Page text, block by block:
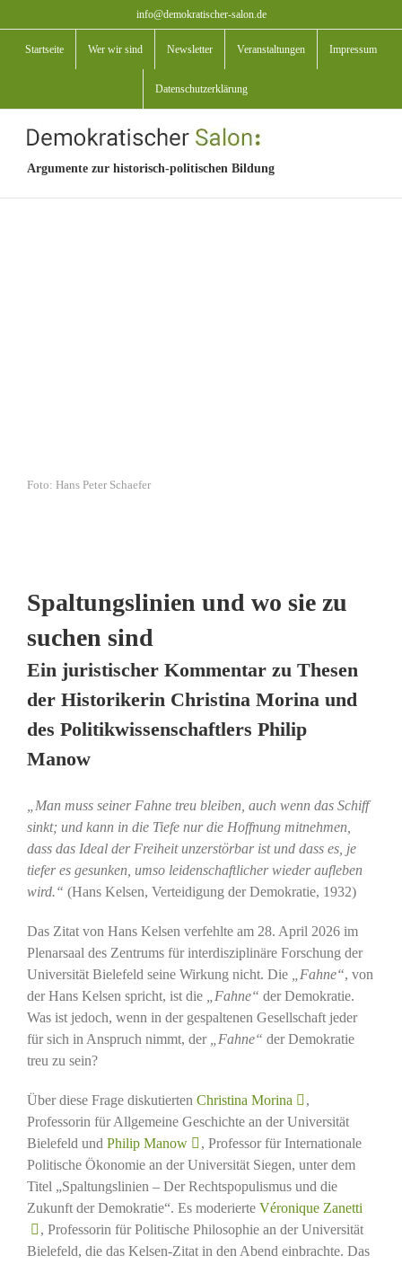
Inhalt
springen
info@demokratischer-salon.de
Startseite Wer wir sind Newsletter Veranstaltungen Impressum
Datenschutzerklärung
Argumente zur historisch-politischen Bildung
Foto: Hans Peter Schaefer
Spaltungslinien und wo sie zu
suchen sind
Ein juristischer Kommentar zu Thesen
der Historikerin Christina Morina und
des Politikwissenschaftlers Philip
Manow
„Man muss seiner Fahne treu bleiben, auch wenn das Schiff
sinkt; und kann in die Tiefe nur die Hoffnung mitnehmen,
dass das Ideal der Freiheit unzerstörbar ist und dass es, je
tiefer es gesunken, umso leidenschaftlicher wieder aufleben
wird.“ (Hans Kelsen, Verteidigung der Demokratie, 1932)
Das Zitat von Hans Kelsen verfehlte am 28. April 2026 im
Plenarsaal des Zentrums für interdisziplinäre Forschung der
Universität Bielefeld seine Wirkung nicht. Die
„Fahne“, von
der Hans Kelsen spricht, ist die
„Fahne“ der Demokratie.
Was ist jedoch, wenn in der gespaltenen Gesellschaft jeder
für sich in Anspruch nimmt, der
„Fahne“ der Demokratie
treu zu sein?
Über diese Frage diskutierten Christina Morina
,
Professorin für Allgemeine Geschichte an der Universität
Bielefeld und Philip Manow
, Professor für Internationale
Politische Ökonomie an der Universität Siegen, unter dem
Titel „Spaltungslinien – Der Rechtspopulismus und die
Zukunft der Demokratie“. Es moderierte Véronique Zanetti
, Professorin für Politische Philosophie an der Universität
Bielefeld, die das Kelsen-Zitat in den Abend einbrachte. Das